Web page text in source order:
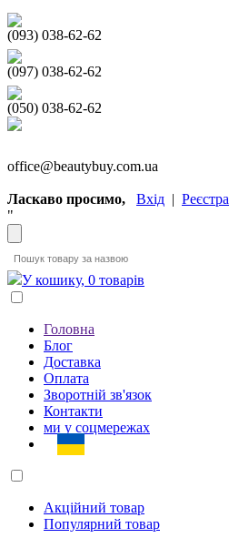
(093) 038-62-62
(097) 038-62-62
(050) 038-62-62
office@beautybuy.com.ua
Ласкаво просимо, Вхід |
"
У кошику, 0 товарів
Головна
Блог
Доставка
Оплата
Зворотній зв'язок
Контакти
ми у соцмережах
Акційний товар
Популярний товар